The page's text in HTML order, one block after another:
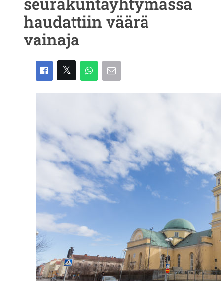
haudattiin väärä
vainaja